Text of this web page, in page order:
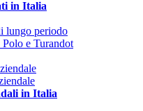
in Italia
lungo periodo
e Turandot
in Italia